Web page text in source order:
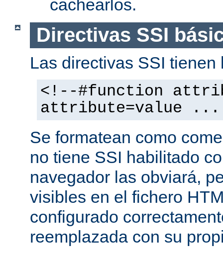
cachearlos.
Directivas SSI
Las directivas SSI
<!--#function
attribute=value
Se formatean como
no tiene SSI habilitado
navegador las obviará,
visibles en el fichero
configurado
reemplazada con su